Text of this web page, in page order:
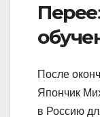
После
Япончик
в Россию